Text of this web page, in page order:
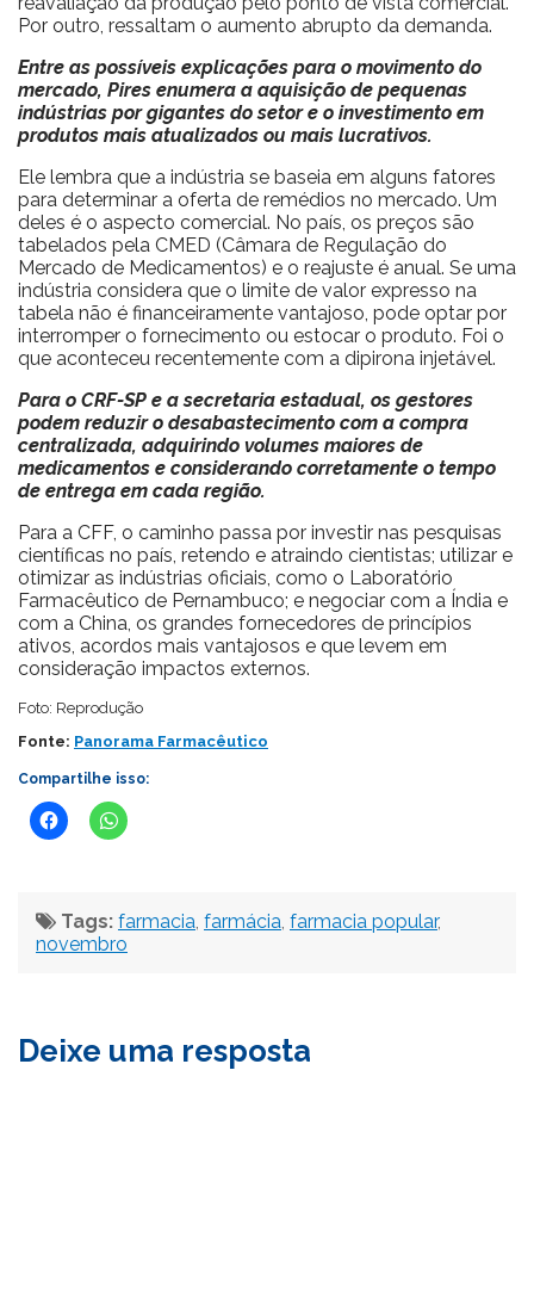
Por outro, ressaltam o aumento abrupto da demanda.
Entre as possíveis explicações para o movimento do
mercado, Pires enumera a aquisição de pequenas
indústrias por gigantes do setor e o investimento em
produtos mais atualizados ou mais lucrativos.
Ele lembra que a indústria se baseia em alguns fatores
para determinar a oferta de remédios no mercado. Um
deles é o aspecto comercial. No país, os preços são
tabelados pela CMED (Câmara de Regulação do
Mercado de Medicamentos) e o reajuste é anual. Se uma
indústria considera que o limite de valor expresso na
tabela não é financeiramente vantajoso, pode optar por
interromper o fornecimento ou estocar o produto. Foi o
que aconteceu recentemente com a dipirona injetável.
Para o CRF-SP e a secretaria estadual, os gestores
podem reduzir o desabastecimento com a compra
centralizada, adquirindo volumes maiores de
medicamentos e considerando corretamente o tempo
de entrega em cada região.
Para a CFF, o caminho passa por investir nas pesquisas
científicas no país, retendo e atraindo cientistas; utilizar e
otimizar as indústrias oficiais, como o Laboratório
Farmacêutico de Pernambuco; e negociar com a Índia e
com a China, os grandes fornecedores de princípios
ativos, acordos mais vantajosos e que levem em
consideração impactos externos.
Foto: Reprodução
Fonte: Panorama Farmacêutico
Compartilhe isso:
Tags: farmacia, farmácia, farmacia popular,
novembro
Deixe uma resposta